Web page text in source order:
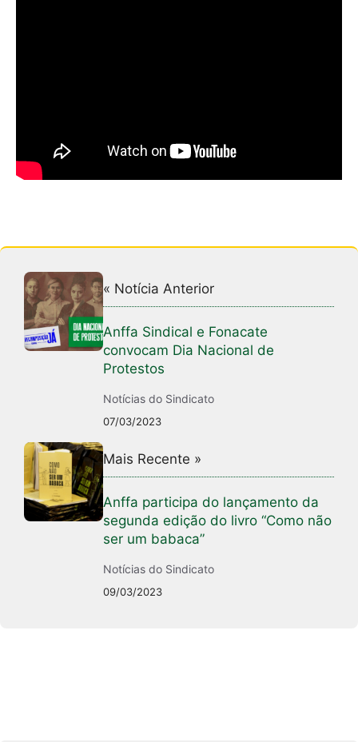
« Notícia Anterior
Anffa Sindical e Fonacate
convocam Dia Nacional de
Protestos
Notícias do Sindicato
07/03/2023
Mais Recente »
Anffa participa do lançamento da
segunda edição do livro “Como não
ser um babaca”
Notícias do Sindicato
09/03/2023